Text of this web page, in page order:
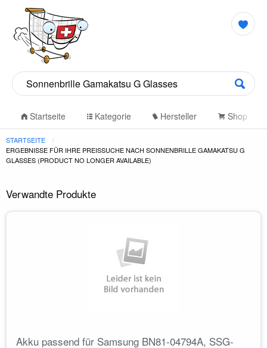
Startseite Kategorie Hersteller Shop
STARTSEITE
ERGEBNISSE FÜR IHRE PREISSUCHE NACH SONNENBRILLE GAMAKATSU G
GLASSES (PRODUCT NO LONGER AVAILABLE)
Verwandte Produkte
Akku passend für Samsung BN81-04794A, SSG-